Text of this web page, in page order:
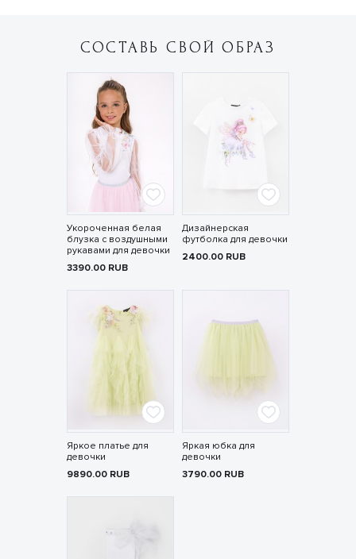
СОСТАВЬ СВОЙ ОБРАЗ
Укороченная белая
блузка с воздушными
рукавами для девочки
3390.00 RUB
Дизайнерская
футболка для девочки
2400.00 RUB
Яркое платье для
девочки
9890.00 RUB
Яркая юбка для
девочки
3790.00 RUB